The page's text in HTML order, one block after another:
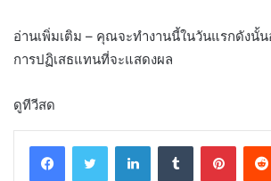
อ่านเพิ่มเติม – คุณจะทำงานนี้ในวันแรกดังนั้
การปฏิเสธแทนที่จะแสดงผล
ดูทีวีสด
LinkedInTumblr